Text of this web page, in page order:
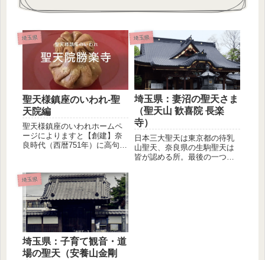
埼玉県
聖天様鎮座のいわれ-聖
天院編
聖天様鎮座のいわれホームペ
ージによりますと【創建】奈
良時代（西暦751年）に高句麗
埼玉県
埼玉県：妻沼の聖天さま
（聖天山 歓喜院 長楽
寺）
日本三大聖天は東京都の待乳
山聖天、奈良県の生駒聖天は
皆が認める所。最後の一つは
埼玉県
埼玉県：子育て観音・道
場の聖天（安養山金剛